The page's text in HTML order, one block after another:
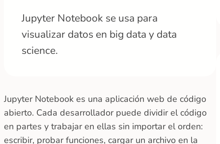
Jupyter Notebook se usa para
visualizar datos en big data y data
science.
Jupyter Notebook es una aplicación web de código
abierto. Cada desarrollador puede dividir el código
en partes y trabajar en ellas sin importar el orden:
escribir, probar funciones, cargar un archivo en la